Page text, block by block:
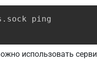
ping
использовать